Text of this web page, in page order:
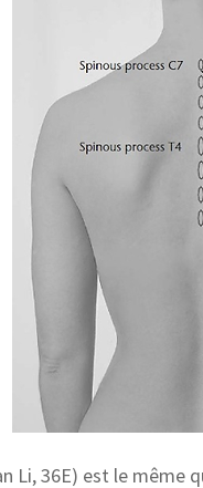
Li, 36E) est le même